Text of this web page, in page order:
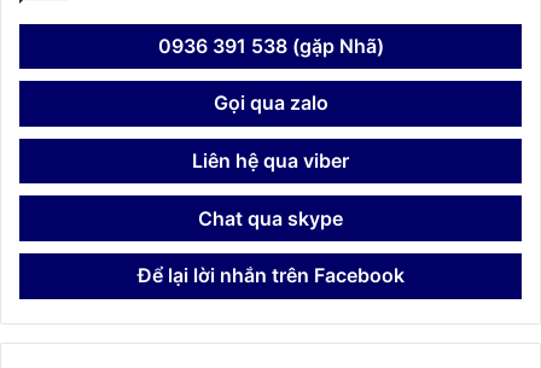
0936 391 538 (gặp Nhã)
Gọi qua zalo
Liên hệ qua viber
Chat qua skype
Để lại lời nhắn trên Facebook